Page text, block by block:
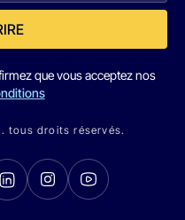
que vous acceptez nos
tous droits réservés.